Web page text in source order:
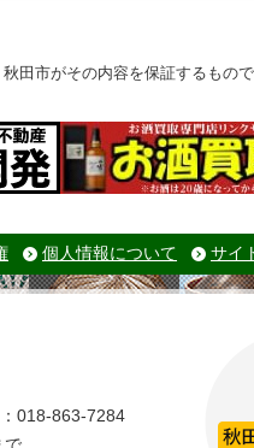
田市がその内容を保証するもので
個人情報について サイ
018-863-7284